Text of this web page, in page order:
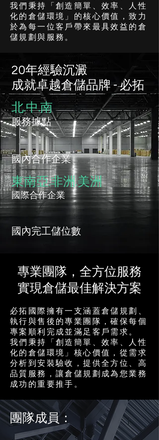
我們秉持「創造簡單、效率、人性
化的倉儲環境」的核心價值，致力
於為每一位客戶帶來最具效益的倉
儲規劃與服務。
20年經驗沉澱
​成就卓越倉儲品牌 - 必拓
北.中.南
服務據點
​國內合作企業
國內完工儲位數
東南亞.非洲.美洲
​國際合作企業
專業團隊，全方位服務
實現倉儲最佳解決方案
必拓國際擁有一支涵蓋倉儲規劃、
執行與售後的專業團隊，確保每個
專案順利完成並滿足客戶需求。
我們秉持「創造簡單、效率、人性
化的倉儲環境」核心價值，從需求
分析到安裝驗收，提供全方位、高
品質服務，讓倉儲規劃成為您業務
成功的重要推手。
團隊成員：